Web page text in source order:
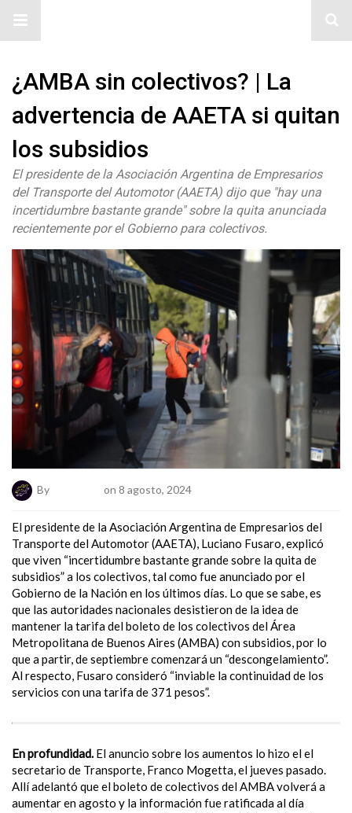
¿AMBA sin colectivos? | La
advertencia de AAETA si quitan
los subsidios
El presidente de la Asociación Argentina de Empresarios
del Transporte del Automotor (AAETA) dijo que "hay una
incertidumbre bastante grande" sobre la quita anunciada
recientemente por el Gobierno para colectivos.
By on 8 agosto, 2024
El presidente de la Asociación Argentina de Empresarios del
Transporte del Automotor (AAETA), Luciano Fusaro, explicó
que viven “incertidumbre bastante grande sobre la quita de
subsidios” a los colectivos, tal como fue anunciado por el
Gobierno de la Nación en los últimos días. Lo que se sabe, es
que las autoridades nacionales desistieron de la idea de
mantener la tarifa del boleto de los colectivos del Área
Metropolitana de Buenos Aires (AMBA) con subsidios, por lo
que a partir, de septiembre comenzará un “descongelamiento”.
Al respecto, Fusaro consideró “inviable la continuidad de los
servicios con una tarifa de 371 pesos”.
En profundidad.El anuncio sobre los aumentos lo hizo el el
secretario de Transporte, Franco Mogetta, el jueves pasado.
Allí adelantó que el boleto de colectivos del AMBA volverá a
aumentar en agosto y la información fue ratificada al día